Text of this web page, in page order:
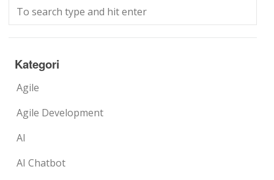
Kategori
Agile
Agile Development
AI
AI Chatbot